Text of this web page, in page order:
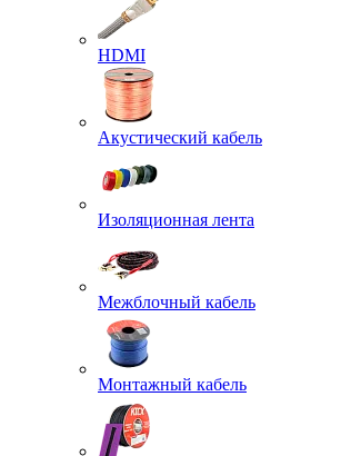
HDMI
Акустический кабель
Изоляционная лента
Межблочный кабель
Монтажный кабель